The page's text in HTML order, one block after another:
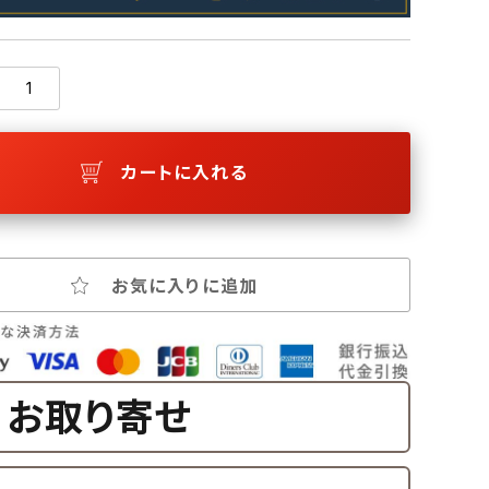
カートに入れる
お気に入りに追加
お取り寄せ